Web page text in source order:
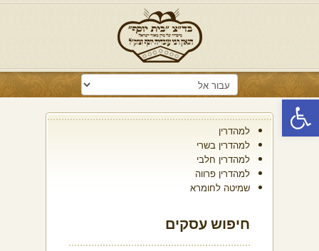
פתח סרגל נגישות
למהדרין
למהדרין בשרי
למהדרין חלבי
למהדרין פרווה
שמיטה לחומרא
חיפוש עסקים